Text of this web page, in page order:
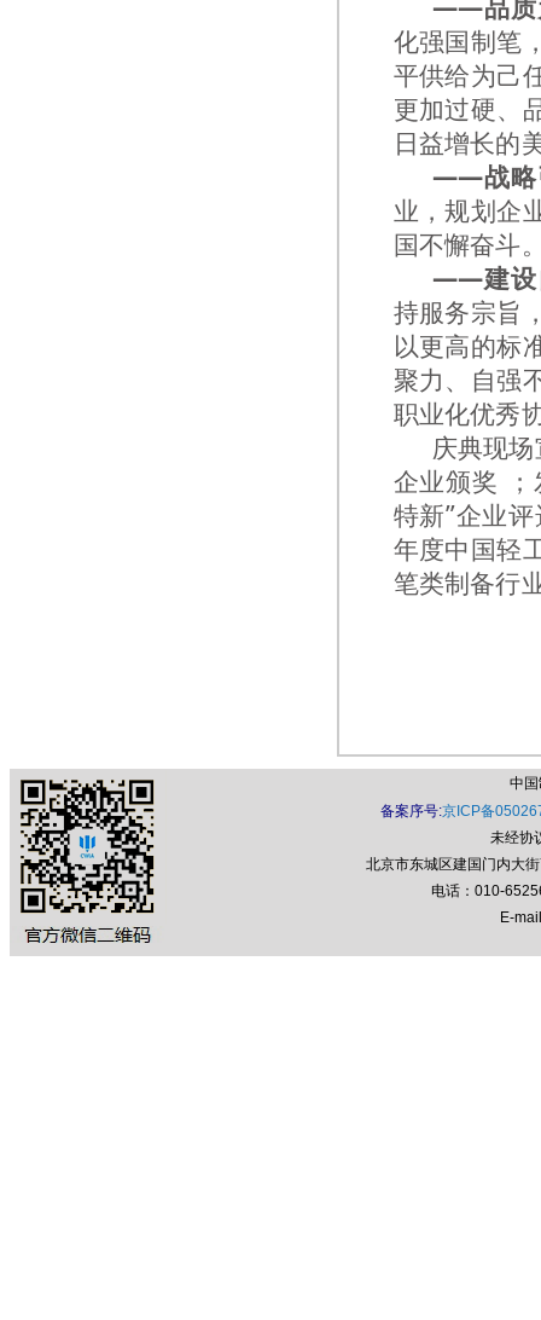
化强国制笔
平供给为己
更加过硬、
日益增长的
——战略
业，规划企
国不懈奋斗
——建设
持服务宗旨
以更高的标
聚力、自强
职业化优秀
庆典现
企业颁奖 ；
特新”企业
年度中国轻
笔类制备行
中
备案序号:京ICP备
未经协
北京市东城区建国门内大
电话：010-
E-